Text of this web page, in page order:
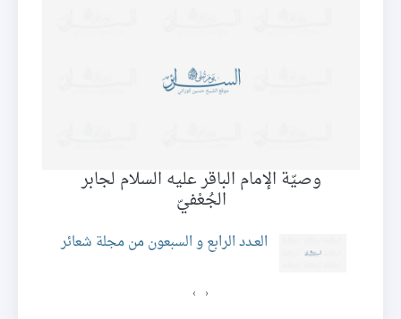
وصيّة الإمام الباقر عليه السلام لجابر
الجُعْفيّ
العـدد الرابع و السبعون من مجلة شعائر
‹
›